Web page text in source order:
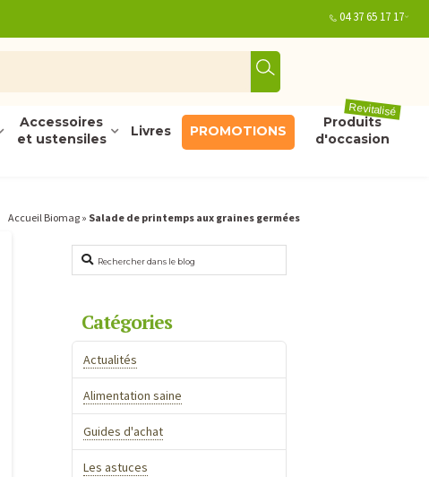
04 37 65 17 17
Accessoires
et ustensiles
Livres PROMOTIONS
Produits
d'occasion
Revitalisé
Accueil Biomag » Salade de printemps aux graines germées
Rechercher
Catégories
Actualités
Alimentation saine
Guides d'achat
Les astuces